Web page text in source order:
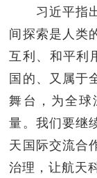
习近平指出
间探索是人类
互利、和平利
国的、又属于
舞台，为全
量。我们要继
天国际交流合
治理，让航天